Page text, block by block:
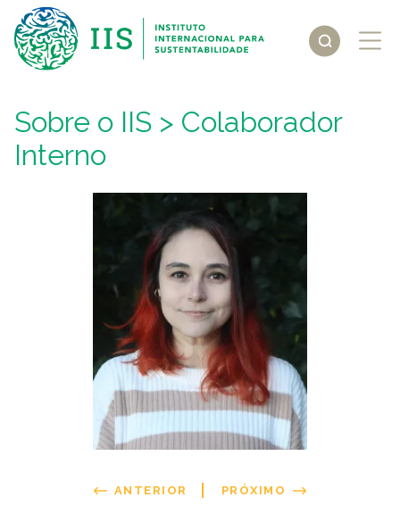
Sobre o IIS > Colaborador
Interno
ANTERIOR PRÓXIMO